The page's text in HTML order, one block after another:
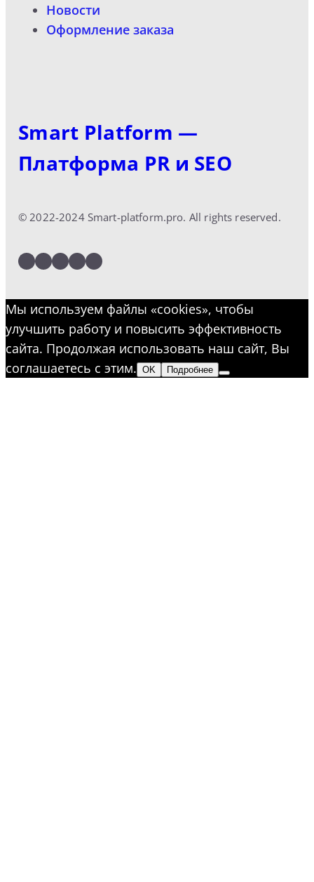
Новости
Оформление заказа
Smart Platform —
Платформа PR и SEO
© 2022-2024 Smart-platform.pro. All rights reserved.
LinkedIn
Facebook
Twitter
Instagram
YouTube
Мы используем файлы «cookies», чтобы
улучшить работу и повысить эффективность
сайта. Продолжая использовать наш сайт, Вы
соглашаетесь с этим. OK Подробнее